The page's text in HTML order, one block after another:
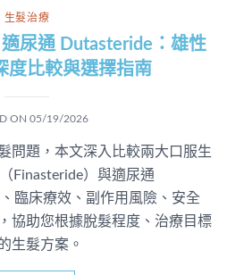
生髮治療
尿通 Dutasteride：雄性
度比較與選擇指南
ON 05/19/2026
問題，本文深入比較兩大口服生
Finasteride）與適尿通
臨床療效、副作用風險、安全
協助您根據脫髮程度、治療目標
生髮方案。